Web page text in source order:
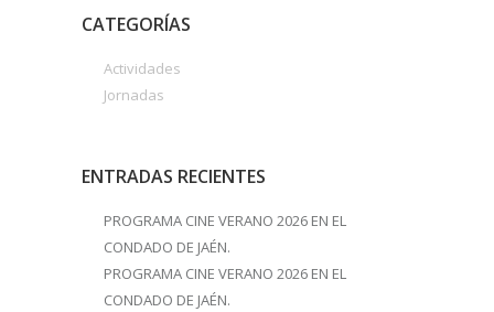
CATEGORÍAS
Actividades
Jornadas
ENTRADAS RECIENTES
PROGRAMA CINE VERANO 2026 EN EL
CONDADO DE JAÉN.
PROGRAMA CINE VERANO 2026 EN EL
CONDADO DE JAÉN.